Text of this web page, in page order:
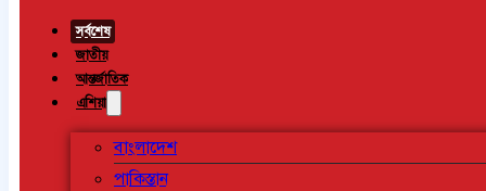
সর্বশেষ
জাতীয়
আন্তর্জাতিক
এশিয়া
বাংলাদেশ
পাকিস্তান